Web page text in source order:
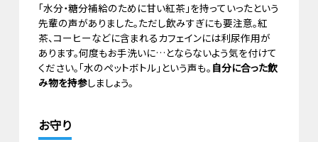
「水分・糖分補給のために甘い紅茶」を持っていったという
先輩の声がありました。ただし飲みすぎにも要注意。紅
茶、コーヒーなどに含まれるカフェインには利尿作用が
あります。何度もお手洗いに…とならないよう気を付けて
ください。「水のペットボトル」という声も。 自分に合った飲
み物を持参しましょう。
お守り